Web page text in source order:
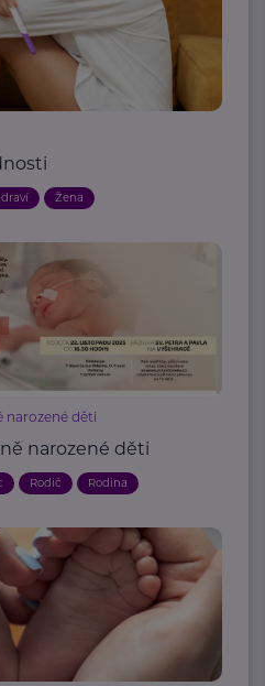
Žena
narozené děti
narozené děti
Rodič Rodina